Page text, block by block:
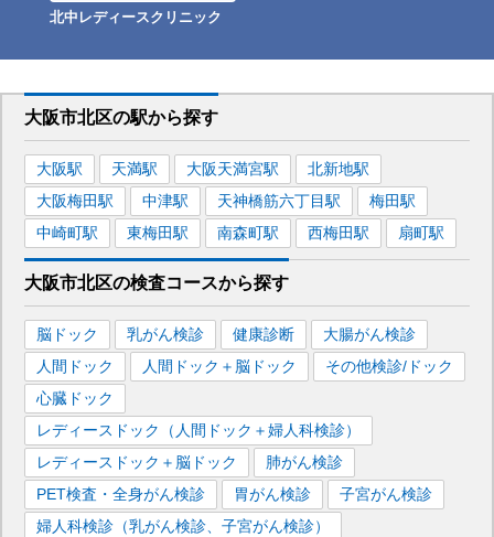
北中レディースクリニック
大阪市北区の駅から探す
大阪駅 天満駅 大阪天満宮駅 北新地駅
大阪梅田駅 中津駅 天神橋筋六丁目駅 梅田駅
中崎町駅 東梅田駅 南森町駅 西梅田駅 扇町駅
大阪市北区の検査コースから探す
脳ドック 乳がん検診 健康診断
大腸がん検診
人間ドック
人間ドック＋脳ドック
その他検診/ドック
心臓ドック
レディースドック（人間ドック＋婦人科検診）
レディースドック＋脳ドック
肺がん検診
PET検査・全身がん検診
胃がん検診
子宮がん検診
婦人科検診（乳がん検診、子宮がん検診）